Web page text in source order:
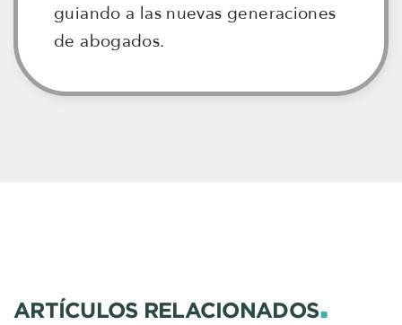
guiando a las nuevas generaciones
de abogados.
ARTÍCULOS RELACIONADOS.